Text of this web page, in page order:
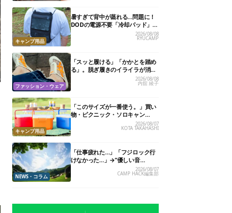
キャンプ用品
暑すぎて背中が蒸れる…問題に！
DODの電源不要「冷却パッド」を
試したら、夏の移動がラクになっ
た
2026/08/08
RYUCAMP
ファッション・ウェア
「スッと履ける」「かかとを踏め
る」。脱ぎ履きのイライラが消え
る快適“スニーカーサンダル”6選
2026/08/08
内舘 綾子
キャンプ用品
「このサイズが一番使う。」買い
物・ピクニック・ソロキャン
に“ちょうどいい”小型クーラーボ
ックス13選
2026/08/07
KOTA TAKAHASHI
NEWS・コラム
「仕事疲れた…」「フジロック行
けなかった…」→“優しい音
楽”と“大きな自然”で治癒。まだ間
に合います。
2026/08/07
CAMP HACK編集部